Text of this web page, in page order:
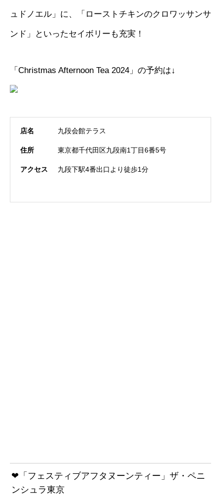
ュドノエル」に、「ローストチキンのクロワッサンサ
ンド」といったセイボリーも充実！
「Christmas Afternoon Tea 2024」の予約は↓
店名 九段会館テラス
住所 東京都千代田区九段南1丁目6番5号
アクセス 九段下駅4番出口より徒歩1分
❤「フェスティブアフタヌーンティー」ザ・ペニ
ンシュラ東京